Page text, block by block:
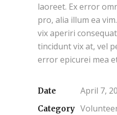
laoreet. Ex error
pro, alia illum ea
vix aperiri
tincidunt vix at, vel
error epicurei mea
Date April 7,
Category